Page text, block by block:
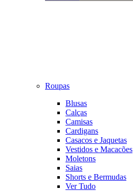
Roupas
Blusas
Calças
Camisas
Cardigans
Casacos e Jaquetas
Vestidos e Macacões
Moletons
Saias
Shorts e Bermudas
Ver Tudo